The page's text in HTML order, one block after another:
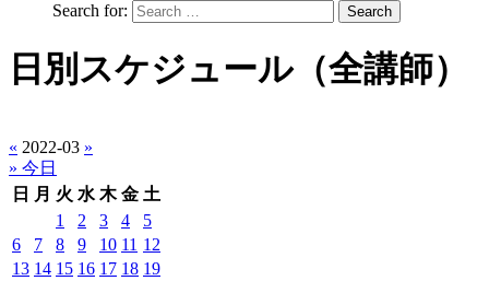
Search for:
日別スケジュール（全講師）
« 2022-03 »
» 今日
日
月 火 水 木 金 土
1
2 3 4
5
6
7 8 9 10 11 12
13 14 15 16 17 18 19